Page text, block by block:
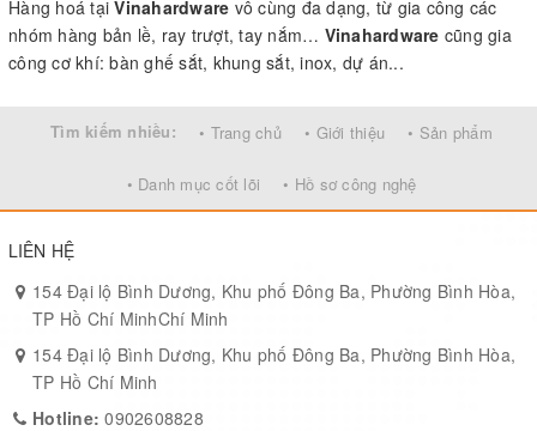
Hàng hoá tạiVinahardware vô cùng đa dạng, từ gia công các
nhóm hàng bản lề, ray trượt, tay nắm… Vinahardware cũng gia
công cơ khí: bàn ghế sắt, khung sắt, inox, dự án...
Tìm kiếm nhiều: • Trang chủ • Giới thiệu • Sản phẩm
• Danh mục cốt lõi • Hồ sơ công nghệ
LIÊN HỆ
154 Đại lộ Bình Dương, Khu phố Đông Ba, Phường Bình Hòa,
TP Hồ Chí MinhChí Minh
154 Đại lộ Bình Dương, Khu phố Đông Ba, Phường Bình Hòa,
TP Hồ Chí Minh
Hotline:0902608828